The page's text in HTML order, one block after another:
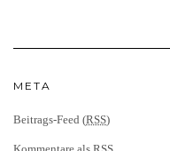
META
Beitrags-Feed (RSS)